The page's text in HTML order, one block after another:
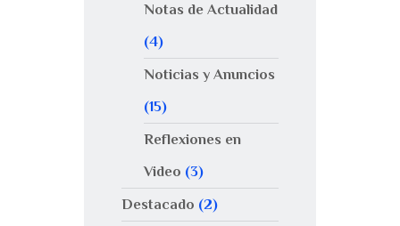
Notas de Actualidad
(4)
Noticias y Anuncios
(15)
Reflexiones en
Video (3)
Destacado (2)